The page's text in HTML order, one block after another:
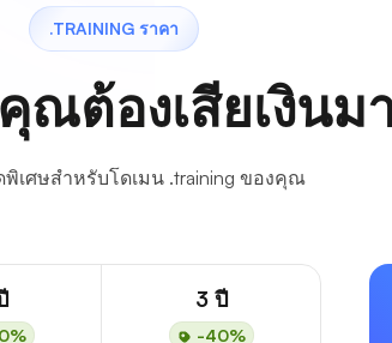
.TRAINING ราคา
ณต้องเสียเงินม
เศษสำหรับโดเมน .training ของคุณ
3 ปี
-40%